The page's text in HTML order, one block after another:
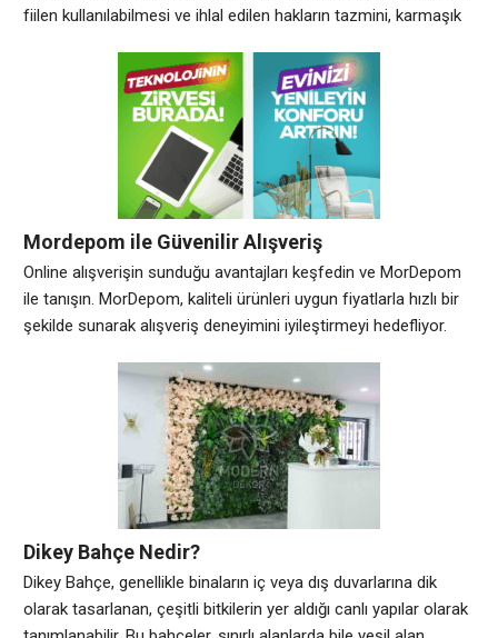
fiilen kullanılabilmesi ve ihlal edilen hakların tazmini, karmaşık
ticari ve idari merkezi konumundaki İstanbul Şişli, hukuki
ihtilafların nicelik ve nitelik bakımından en yoğun yaşandığı
yargı çevrelerinden biridir. Bu bölgedeki uyuşmazlıklar, salt
Mordepom ile Güvenilir Alışveriş
Online alışverişin sunduğu avantajları keşfedin ve MorDepom
ile tanışın. MorDepom, kaliteli ürünleri uygun fiyatlarla hızlı bir
şekilde sunarak alışveriş deneyimini iyileştirmeyi hedefliyor.
üzerinden kolayca alışveriş yapabilirsiniz. MorDepom’un
sunduğu çeşitli özellikler, kullanıcıların ihtiyaçlarına cevap
vermekte ve memnuniyetlerini artırmaktadır. Ayrıca, güvenli
alışveriş için ipuçları ile kullanıcıların online alışveriş sırasında
karşılaşabilecekleri riskleri
Dikey Bahçe Nedir?
Dikey Bahçe, genellikle binaların iç veya dış duvarlarına dik
olarak tasarlanan, çeşitli bitkilerin yer aldığı canlı yapılar olarak